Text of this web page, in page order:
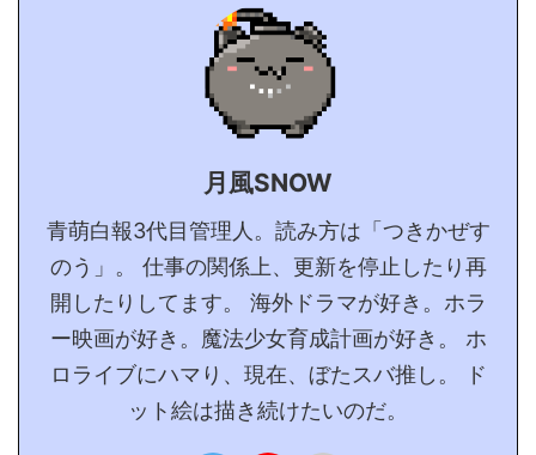
月風SNOW
青萌白報3代目管理人。読み方は「つきかぜす
のう」。 仕事の関係上、更新を停止したり再
開したりしてます。 海外ドラマが好き。ホラ
ー映画が好き。魔法少女育成計画が好き。 ホ
ロライブにハマり、現在、ぼたスバ推し。 ド
ット絵は描き続けたいのだ。